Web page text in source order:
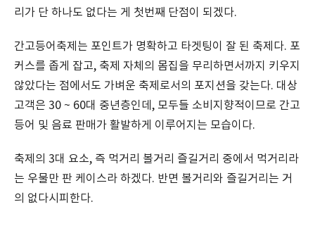
리가 단 하나도 없다는 게 첫번째 단점이 되겠다.
간고등어축제는 포인트가 명확하고 타겟팅이 잘 된 축제다. 포
커스를 좁게 잡고, 축제 자체의 몸집을 무리하면서까지 키우지
않았다는 점에서도 가벼운 축제로서의 포지션을 갖는다. 대상
고객은 30 ~ 60대 중년층인데, 모두들 소비지향적이므로 간고
등어 및 음료 판매가 활발하게 이루어지는 모습이다.
축제의 3대 요소, 즉 먹거리 볼거리 즐길거리 중에서 먹거리라
는 우물만 판 케이스라 하겠다. 반면 볼거리와 즐길거리는 거
의 없다시피한다.